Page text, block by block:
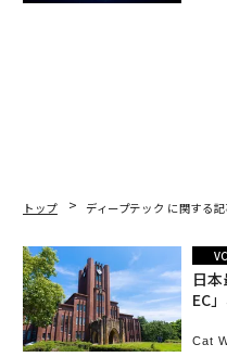
トップ ディープテック に関する記
VC
日
EC
Cat